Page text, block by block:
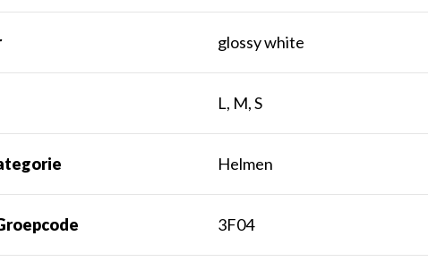
glossy white
L, M, S
Helmen
3F04